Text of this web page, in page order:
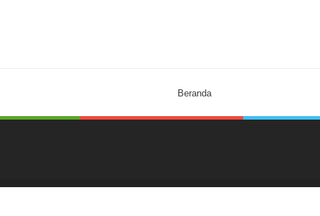
Beranda